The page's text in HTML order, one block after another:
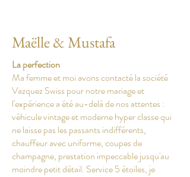
Maëlle & Mustafa
La perfection
Ma femme et moi avons contacté la société
Vazquez Swiss pour notre mariage et
l'expérience a été au-delà de nos attentes :
véhicule vintage et moderne hyper classe qui
ne laisse pas les passants indifférents,
chauffeur avec uniforme, coupes de
champagne, prestation impeccable jusqu'au
moindre petit détail. Service 5 étoiles, je